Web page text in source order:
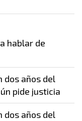
hablar de
dos años del
pide justicia
dos años del